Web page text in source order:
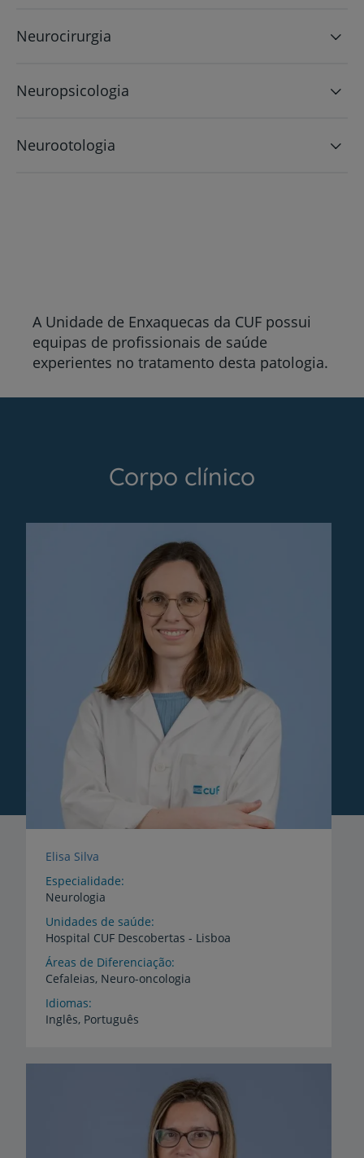
Neurocirurgia
Neuropsicologia
Neurootologia
A Unidade de Enxaquecas da CUF possui
equipas de profissionais de saúde
experientes no tratamento desta patologia.
Corpo clínico
Elisa Silva
Especialidade
Neurologia
Unidades de saúde
Hospital CUF Descobertas - Lisboa
Áreas de Diferenciação
Cefaleias, Neuro-oncologia
Idiomas
Inglês, Português